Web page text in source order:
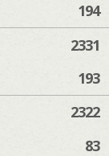
194
2331
193
2322
83